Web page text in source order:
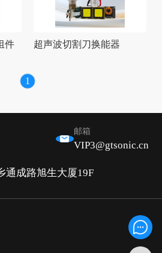
件 超声波切割刀换能器
1
邮箱
VIP3@gtsonic.cn
通成路旭生大厦19F